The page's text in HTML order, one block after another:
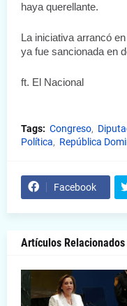
haya querellante.
La iniciativa arrancó
ya fue sancionada en
ft. El Nacional
Tags: Congreso
Política
República
Facebook
Artículos Relacionados